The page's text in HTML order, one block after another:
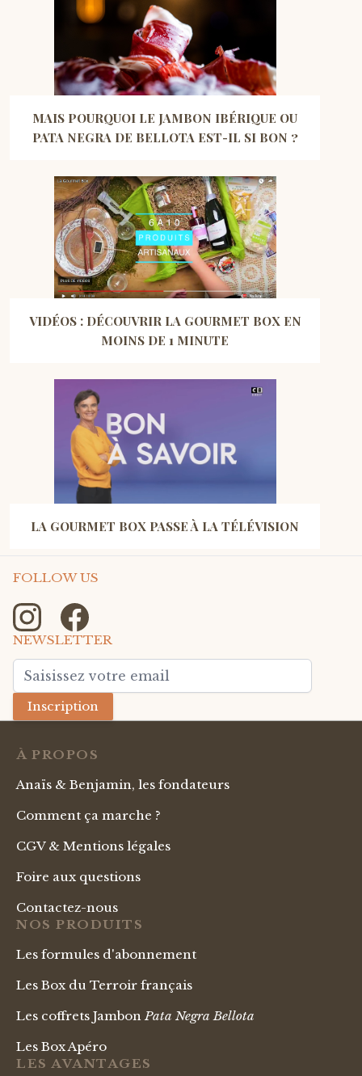
MAIS POURQUOI LE JAMBON IBÉRIQUE OU
PATA NEGRA DE BELLOTA EST-IL SI BON ?
VIDÉOS : DÉCOUVRIR LA GOURMET BOX EN
MOINS DE 1 MINUTE
LA GOURMET BOX PASSE À LA TÉLÉVISION
FOLLOW US
NEWSLETTER
Adresse mail
Inscription
À PROPOS
Anaïs & Benjamin, les fondateurs
Comment ça marche ?
CGV & Mentions légales
Foire aux questions
Contactez-nous
NOS PRODUITS
Les formules d'abonnement
Les Box du Terroir français
Les coffrets JambonPata Negra Bellota
Les Box Apéro
LES AVANTAGES